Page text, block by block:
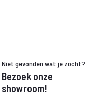
Niet gevonden wat je zocht?
Bezoek onze
showroom!